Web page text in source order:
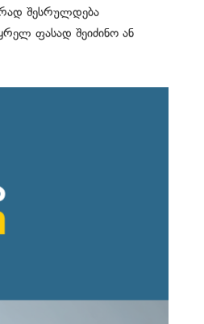
შესრულდება
ფასად შეიძინო ან